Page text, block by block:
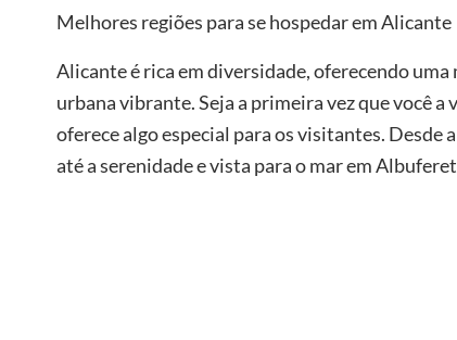
Melhores regiões para se hospedar em Alicante
Alicante é rica em diversidade, oferecendo
urbana vibrante. Seja a primeira vez que você
oferece algo especial para os visitantes. Desde
até a serenidade e vista para o mar em